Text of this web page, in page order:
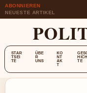
ABONNIEREN
NEUESTE ARTIKEL
STAR
TSEI
TE
ÜBE
R
UNS
KO
NT
AK
T
HICH
TE